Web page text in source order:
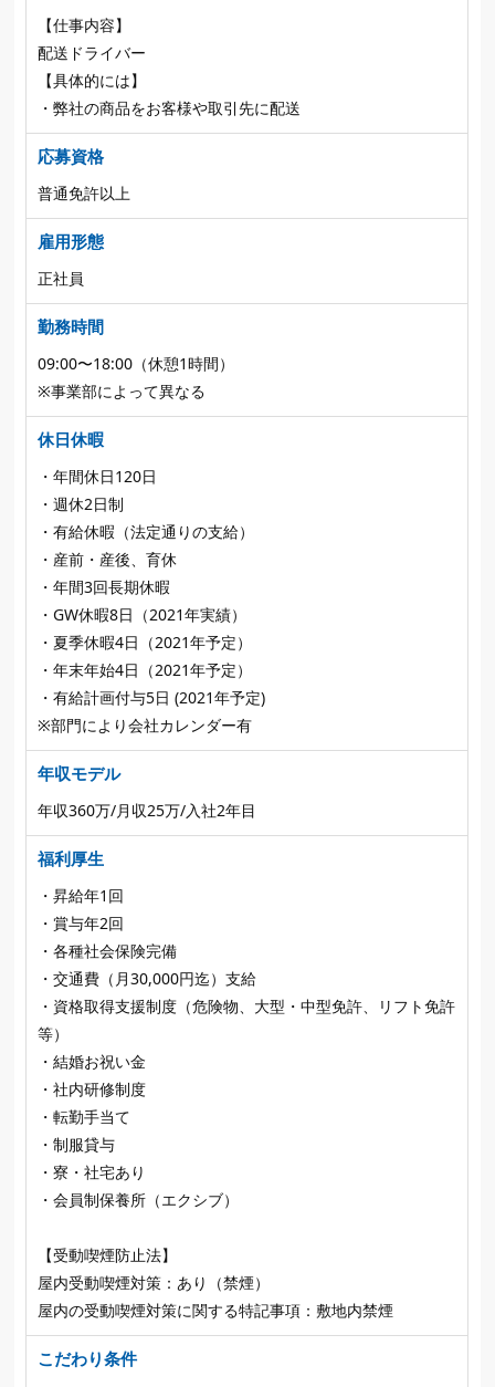
【仕事内容】
配送ドライバー
【具体的には】
・弊社の商品をお客様や取引先に配送
応募資格
普通免許以上
雇用形態
正社員
勤務時間
09:00〜18:00（休憩1時間）
※事業部によって異なる
休日休暇
・年間休日120日
・週休2日制
・有給休暇（法定通りの支給）
・産前・産後、育休
・年間3回長期休暇
・GW休暇8日（2021年実績）
・夏季休暇4日（2021年予定）
・年末年始4日（2021年予定）
・有給計画付与5日 (2021年予定)
※部門により会社カレンダー有
年収モデル
年収360万/月収25万/入社2年目
福利厚生
・昇給年1回
・賞与年2回
・各種社会保険完備
・交通費（月30,000円迄）支給
・資格取得支援制度（危険物、大型・中型免許、リフト免許
等）
・結婚お祝い金
・社内研修制度
・転勤手当て
・制服貸与
・寮・社宅あり
・会員制保養所（エクシブ）
【受動喫煙防止法】
屋内受動喫煙対策：あり（禁煙）
屋内の受動喫煙対策に関する特記事項：敷地内禁煙
こだわり条件